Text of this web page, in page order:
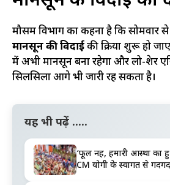
मौसम विभाग का कहना है कि सोमवार से
मानसून की विदाईकी प्रक्रिया शुरू हो
में अभी मानसून बना रहेगा और लो-प्रेशर
सिलसिला आगे भी जारी रह सकता है।
यह भी पढ़ें .....
‘फूल नहीं, हमारी आस्था का
CM योगी के स्वागत से